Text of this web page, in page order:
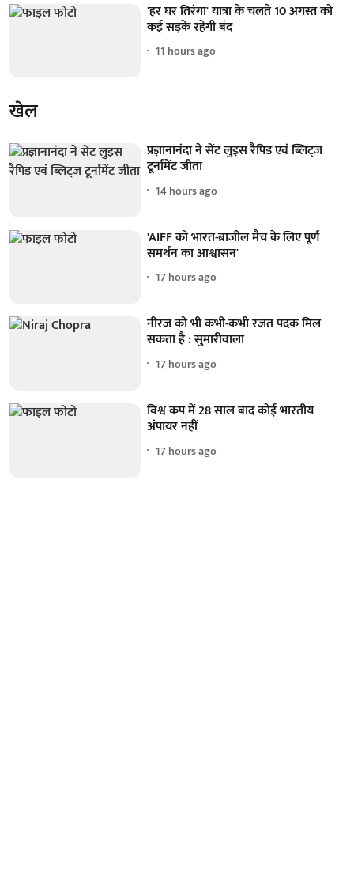
'हर घर तिरंगा' यात्रा के चलते 10 अगस्त को
कई सड़कें रहेंगी बंद
11 hours ago
खेल
प्रज्ञानानंदा ने सेंट लुइस रैपिड एवं ब्लिट्ज
टूर्नामेंट जीता
14 hours ago
'AIFF को भारत-ब्राजील मैच के लिए पूर्ण
समर्थन का आश्वासन'
17 hours ago
नीरज को भी कभी-कभी रजत पदक मिल
सकता है : सुमारीवाला
17 hours ago
विश्व कप में 28 साल बाद कोई भारतीय
अंपायर नहीं
17 hours ago